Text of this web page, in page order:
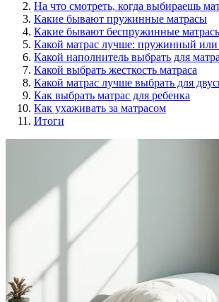
На что смотреть, когда выбираешь
Какие бывают пружинные матрасы
Какие бывают беспружинные
Какой матрас лучше: пружинный
Какой наполнитель выбрать для
Какой выбрать жесткость матраса
Какой матрас лучше выбрать для
Как выбрать матрас для ребенка
Как ухаживать за матрасом
Итоги